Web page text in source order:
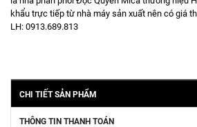
khẩu trực tiếp từ nhà máy sản xuất nên có giá
LH: 0913.689.813
CHI TIẾT SẢN PHẨM
THÔNG TIN THANH TOÁN